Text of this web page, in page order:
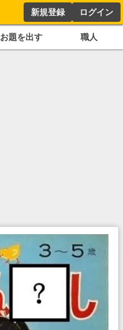
新規登録 ログイン
お題を出す 職人